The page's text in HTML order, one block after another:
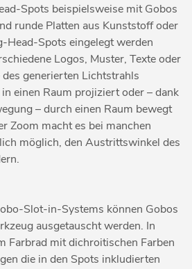
Spots beispielsweise mit Gobos
runde Platten aus Kunststoff oder
Head-Spots eingelegt werden
Logos, Muster, Texte oder
generierten Lichtstrahls
einen Raum projiziert oder – dank
– durch einen Raum bewegt
Zoom macht es bei manchen
möglich, den Austrittswinkel des
Slot-in-Systems können Gobos
ausgetauscht werden. In
Farbrad mit dichroitischen Farben
die in den Spots inkludierten